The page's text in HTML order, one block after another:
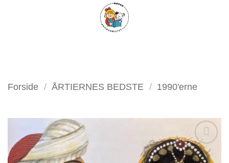
FILTER
Forside / ÅRTIERNES BEDSTE / 1990'erne
Tilføj